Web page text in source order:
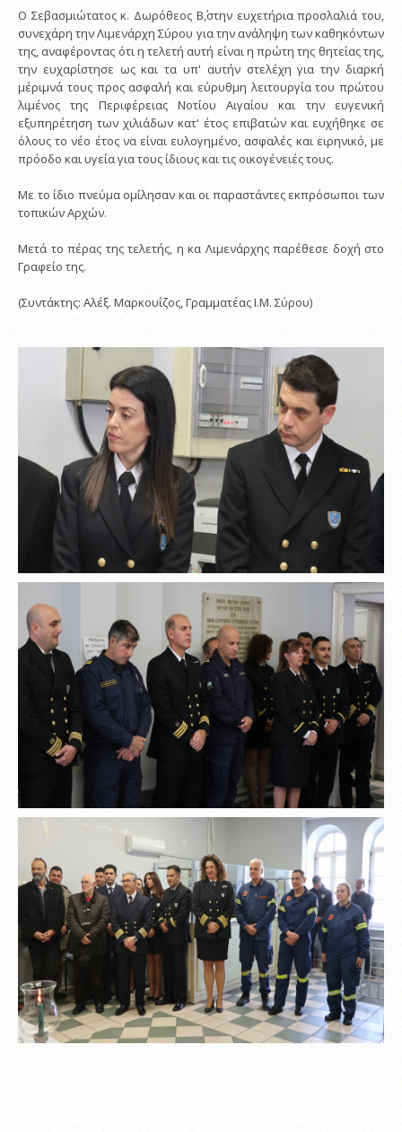
Ο Σεβασμιώτατος κ. Δωρόθεος Β΄,στην ευχετήρια προσλαλιά του,
συνεχάρη την Λιμενάρχη Σύρου για την ανάληψη των καθηκόντων
της, αναφέροντας ότι η τελετή αυτή είναι η πρώτη της θητείας της,
την ευχαρίστησε ως και τα υπ' αυτήν στελέχη για την διαρκή
μέριμνά τους προς ασφαλή και εύρυθμη λειτουργία του πρώτου
λιμένος της Περιφέρειας Νοτίου Αιγαίου και την ευγενική
εξυπηρέτηση των χιλιάδων κατ' έτος επιβατών και ευχήθηκε σε
όλους το νέο έτος να είναι ευλογημένο, ασφαλές και ειρηνικό, με
πρόοδο και υγεία για τους ίδιους και τις οικογένειές τους.
Με το ίδιο πνεύμα ομίλησαν και οι παραστάντες εκπρόσωποι των
τοπικών Αρχών.
Μετά το πέρας της τελετής, η κα Λιμενάρχης παρέθεσε δοχή στο
Γραφείο της.
(Συντάκτης: Αλέξ. Μαρκουΐζος, Γραμματέας Ι.Μ. Σύρου)